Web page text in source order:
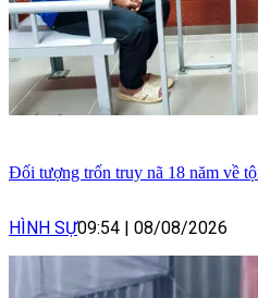
Đối tượng trốn truy nã 18 năm về
HÌNH SỰ09:54 08/08/2026